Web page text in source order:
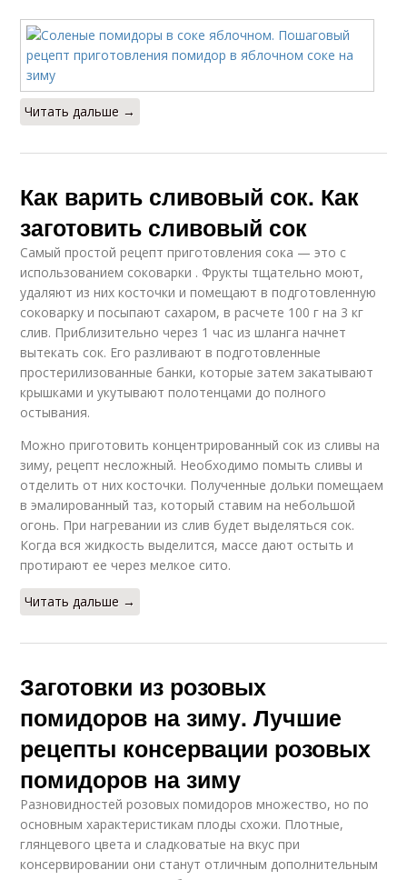
Читать дальше →
Как варить сливовый сок. Как
заготовить сливовый сок
Самый простой рецепт приготовления сока — это с
использованием соковарки . Фрукты тщательно моют,
удаляют из них косточки и помещают в подготовленную
соковарку и посыпают сахаром, в расчете 100 г на 3 кг
слив. Приблизительно через 1 час из шланга начнет
вытекать сок. Его разливают в подготовленные
простерилизованные банки, которые затем закатывают
крышками и укутывают полотенцами до полного
остывания.
Можно приготовить концентрированный сок из сливы на
зиму, рецепт несложный. Необходимо помыть сливы и
отделить от них косточки. Полученные дольки помещаем
в эмалированный таз, который ставим на небольшой
огонь. При нагревании из слив будет выделяться сок.
Когда вся жидкость выделится, массе дают остыть и
протирают ее через мелкое сито.
Читать дальше →
Заготовки из розовых
помидоров на зиму. Лучшие
рецепты консервации розовых
помидоров на зиму
Разновидностей розовых помидоров множество, но по
основным характеристикам плоды схожи. Плотные,
глянцевого цвета и сладковатые на вкус при
консервировании они станут отличным дополнительным